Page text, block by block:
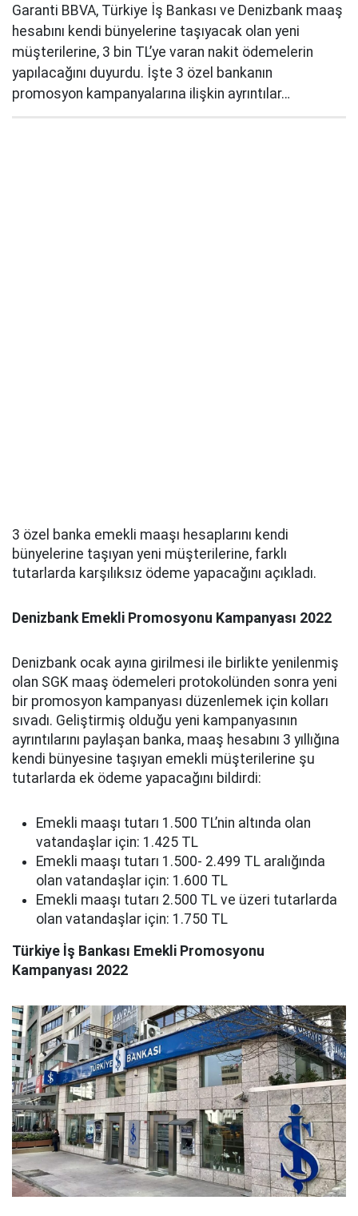
Garanti BBVA, Türkiye İş Bankası ve Denizbank maaş
hesabını kendi bünyelerine taşıyacak olan yeni
müşterilerine, 3 bin TL’ye varan nakit ödemelerin
yapılacağını duyurdu. İşte 3 özel bankanın
promosyon kampanyalarına ilişkin ayrıntılar…
3 özel banka emekli maaşı hesaplarını kendi
bünyelerine taşıyan yeni müşterilerine, farklı
tutarlarda karşılıksız ödeme yapacağını açıkladı.
Denizbank Emekli Promosyonu Kampanyası 2022
Denizbank ocak ayına girilmesi ile birlikte yenilenmiş
olan SGK maaş ödemeleri protokolünden sonra yeni
bir promosyon kampanyası düzenlemek için kolları
sıvadı. Geliştirmiş olduğu yeni kampanyasının
ayrıntılarını paylaşan banka, maaş hesabını 3 yıllığına
kendi bünyesine taşıyan emekli müşterilerine şu
tutarlarda ek ödeme yapacağını bildirdi:
Emekli maaşı tutarı 1.500 TL’nin altında olan
vatandaşlar için: 1.425 TL
Emekli maaşı tutarı 1.500- 2.499 TL aralığında
olan vatandaşlar için: 1.600 TL
Emekli maaşı tutarı 2.500 TL ve üzeri tutarlarda
olan vatandaşlar için: 1.750 TL
Türkiye İş Bankası Emekli Promosyonu
Kampanyası 2022